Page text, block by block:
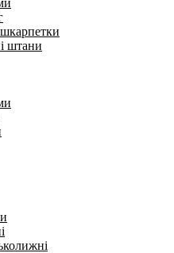
штани